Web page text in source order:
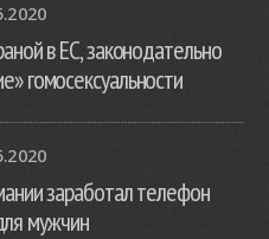
в ЕС, законодательно
гомосексуальности
заработал телефон
мужчин